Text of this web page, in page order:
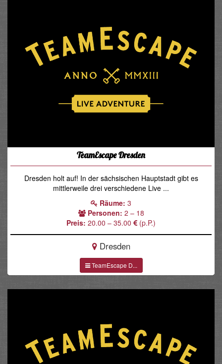
TeamEscape Dresden
Dresden holt auf! In der sächsischen Hauptstadt gibt es
mittlerweile drei verschiedene Live ...
Räume: 3
Personen: 2 – 18
Preis: 20.00 – 35.00 (p.P.)
Dresden
TeamEscape D...